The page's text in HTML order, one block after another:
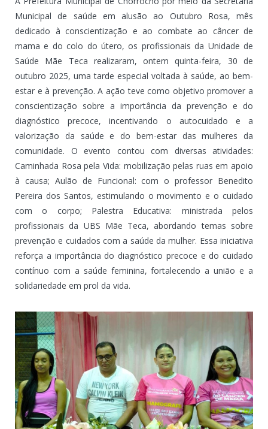
Municipal de saúde em alusão ao Outubro Rosa, mês
dedicado à conscientização e ao combate ao câncer de
mama e do colo do útero, os profissionais da Unidade de
Saúde Mãe Teca realizaram, ontem quinta-feira, 30 de
outubro 2025, uma tarde especial voltada à saúde, ao bem-
estar e à prevenção. A ação teve como objetivo promover a
conscientização sobre a importância da prevenção e do
diagnóstico precoce, incentivando o autocuidado e a
valorização da saúde e do bem-estar das mulheres da
comunidade. O evento contou com diversas atividades:
Caminhada Rosa pela Vida: mobilização pelas ruas em apoio
à causa; Aulão de Funcional: com o professor Benedito
Pereira dos Santos, estimulando o movimento e o cuidado
com o corpo; Palestra Educativa: ministrada pelos
profissionais da UBS Mãe Teca, abordando temas sobre
prevenção e cuidados com a saúde da mulher. Essa iniciativa
reforça a importância do diagnóstico precoce e do cuidado
contínuo com a saúde feminina, fortalecendo a união e a
solidariedade em prol da vida.